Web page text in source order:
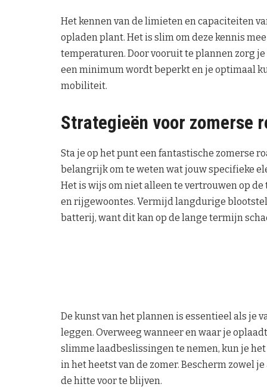
Het kennen van de limieten en capaciteiten
opladen plant. Het is slim om deze kennis
temperaturen. Door vooruit te plannen zorg
een minimum wordt beperkt en je optimaal
mobiliteit.
Strategieën voor zomerse
Sta je op het punt een fantastische zomerse
belangrijk om te weten wat jouw specifieke
Het is wijs om niet alleen te vertrouwen op
en rijgewoontes. Vermijd langdurige
batterij, want dit kan op de lange termijn
De kunst van het plannen is essentieel als je
leggen. Overweeg wanneer en waar je
slimme laadbeslissingen te nemen, kun je
in het heetst van de zomer. Bescherm zowel
de hitte voor te blijven.